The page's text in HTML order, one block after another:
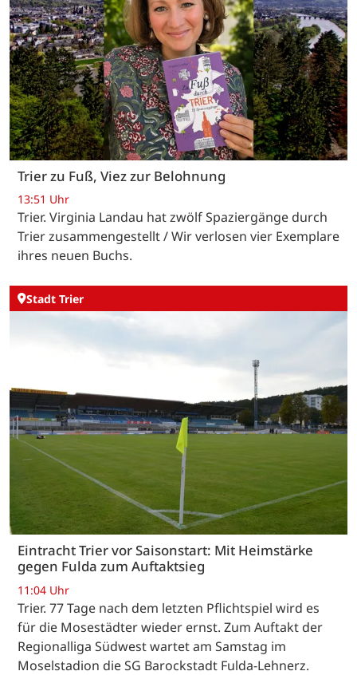
Trier zu Fuß, Viez zur Belohnung
13:51 Uhr
Trier. Virginia Landau hat zwölf Spaziergänge durch
Trier zusammengestellt / Wir verlosen vier Exemplare
ihres neuen Buchs.
Stadt Trier
Eintracht Trier vor Saisonstart: Mit Heimstärke
gegen Fulda zum Auftaktsieg
11:04 Uhr
Trier. 77 Tage nach dem letzten Pflichtspiel wird es
für die Mosestädter wieder ernst. Zum Auftakt der
Regionalliga Südwest wartet am Samstag im
Moselstadion die SG Barockstadt Fulda-Lehnerz.